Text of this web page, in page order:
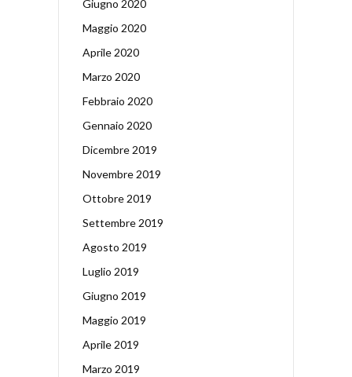
Giugno 2020
Maggio 2020
Aprile 2020
Marzo 2020
Febbraio 2020
Gennaio 2020
Dicembre 2019
Novembre 2019
Ottobre 2019
Settembre 2019
Agosto 2019
Luglio 2019
Giugno 2019
Maggio 2019
Aprile 2019
Marzo 2019